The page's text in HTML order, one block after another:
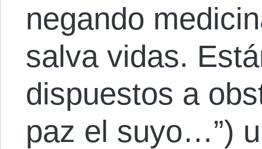
negando
salva vidas.
dispuestos a
paz el suyo…”)